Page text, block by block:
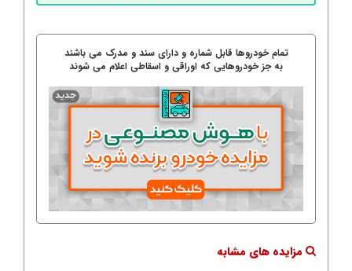
تمام خودروها قابل شماره و دارای سند و مدرک می باشند
به جز خودروهایی که اوراقی و اسقاطی اعلام می شوند
مزایده های مشابه